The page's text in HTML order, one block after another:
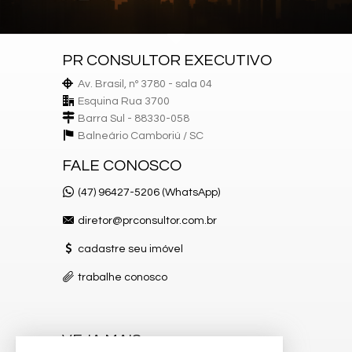
137m² área privativa
Área de Serviço
Acabamento em gesso
Churrasqueira
Sala de Estar
Sala de jantar
Empreendimento:
Piscina adulta
Piscina infantil
Academia
Sala de jogos
Bicicletário
PR CONSULTOR EXECUTIVO
Av. Brasil, nº 3780 - sala 04
Esquina Rua 3700
Barra Sul - 88330-058
Balneário Camboriú / SC
FALE CONOSCO
(47) 96427-5206 (WhatsApp)
diretor@prconsultor.com.br
cadastre seu imóvel
trabalhe conosco
VEJA MAIS